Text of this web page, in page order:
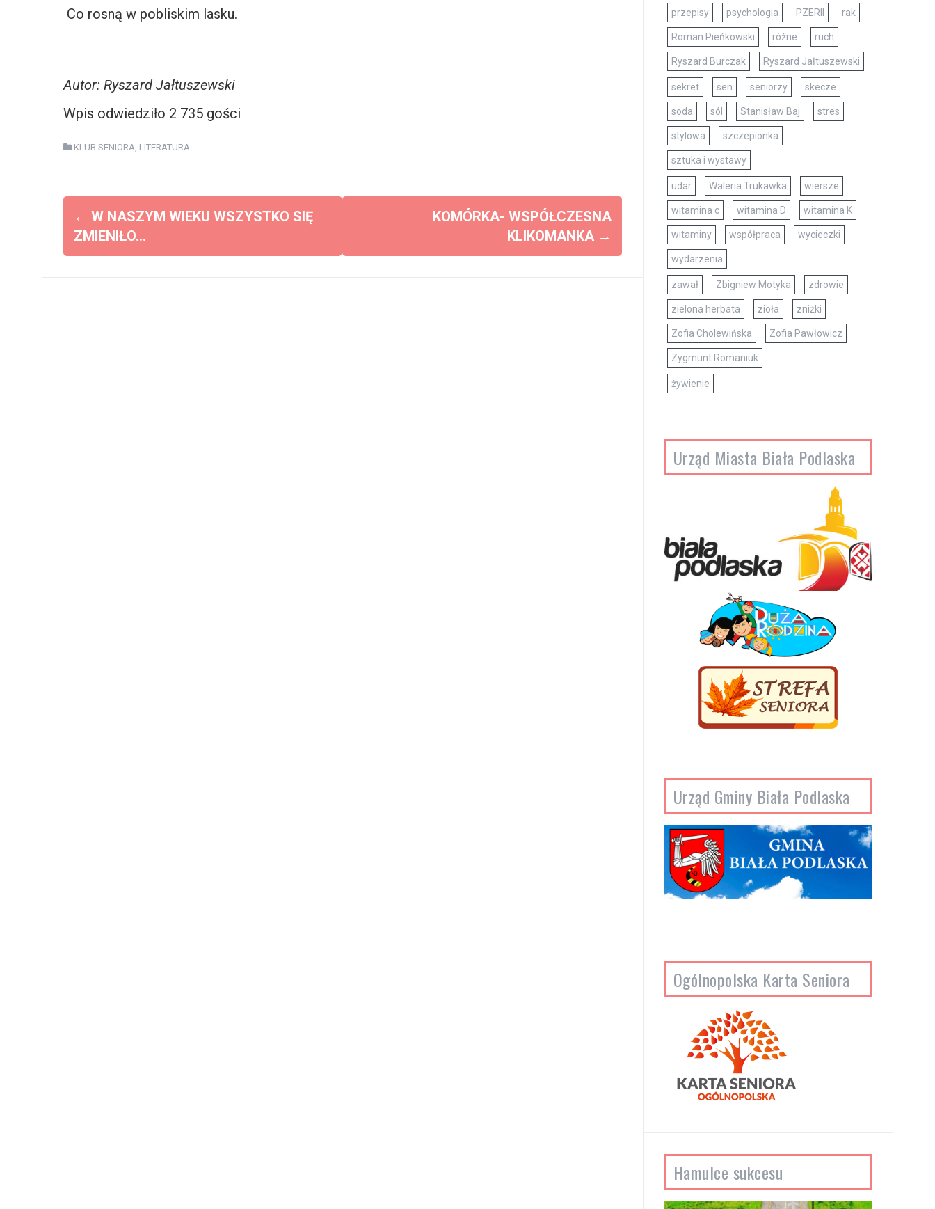
Co rosną w pobliskim lasku.
Autor: Ryszard Jałtuszewski
Wpis odwiedziło 2 735 gości
KLUB SENIORA, LITERATURA
b
← W NASZYM WIEKU WSZYSTKO SIĘ
ZMIENIŁO…
KOMÓRKA- WSPÓŁCZESNA
KLIKOMANKA →
przepisy psychologia PZERII rak
Roman Pieńkowski różne ruch
Ryszard Burczak Ryszard Jałtuszewski
sekret sen seniorzy skecze
soda sól Stanisław Baj stres
stylowa szczepionka
sztuka i wystawy
udar Waleria Trukawka wiersze
witamina c witamina D witamina K
witaminy współpraca wycieczki
wydarzenia
zawał Zbigniew Motyka zdrowie
zielona herbata zioła zniżki
Zofia Cholewińska Zofia Pawłowicz
Zygmunt Romaniuk
żywienie
Urząd Miasta Biała Podlaska
Urząd Gminy Biała Podlaska
Ogólnopolska Karta Seniora
Hamulce sukcesu